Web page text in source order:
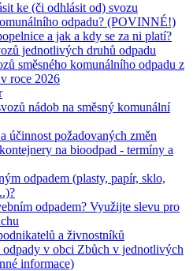
ke (či odhlásit od) svozu
odpadu? (POVINNÉ!)
a jak a kdy se za ni platí?
jednotlivých druhů odpadu
směsného komunálního odpadu z
roce 2026
nádob na směsný komunální
účinnost požadovaných změn
na bioodpad - termíny a
odpadem (plasty, papír, sklo,
odpadem? Využijte slevu pro
a živnostníků
odpady v obci Zbůch v jednotlivých
informace)